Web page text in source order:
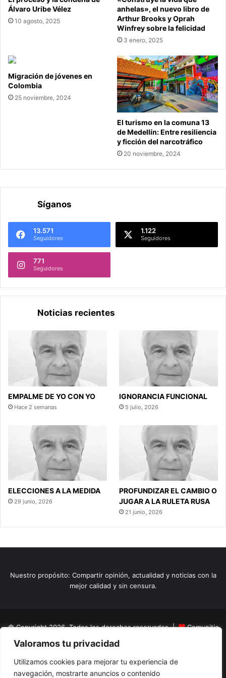
Valoramos tu privacidad
Utilizamos cookies para mejorar tu experiencia de
navegación, mostrarte anuncios o contenido
Álvaro Uribe Vélez
10 agosto, 2025
anhelas», el nuevo libro de
Arthur Brooks y Oprah
Winfrey sobre la felicidad
3 enero, 2025
Migración de jóvenes en
Colombia
25 noviembre, 2024
El turismo en la comuna 13
de Medellín: Entre resiliencia
y ficción del narcotráfico
20 noviembre, 2024
Síganos
13.571
Seguidores
1.122
Seguidores
771
Seguidores
Noticias recientes
EMPALME DE YO CON YO
Hace 2 semanas
IGNORANCIA FUNCIONAL
5 julio, 2026
ELECCIONES A LA MEDIDA
29 junio, 2026
PROFUNDIZAR EL CAMBIO O
JUGAR A LA RULETA RUSA
21 junio, 2026
Nuestro propósito: Compartir opinión, actualidad y noticias con la
mejor calidad y sin censura.
© Copyright 2026, Todos los derechos reservados |
Comunitic
SAS BICNit 901228106
Home
Actualidad Variedades Opinion Turismo
El Tinteadero
Caricaturas Reportajes